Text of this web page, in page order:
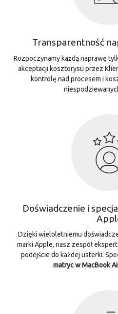
Transparentność
Rozpoczynamy każdą naprawę
akceptacji kosztorysu przez
kontrolę nad procesem i
Doświadczenie i
Dzięki wieloletniemu
marki Apple, nasz zespół
podejście do każdej usterki.
matryc w MacBook